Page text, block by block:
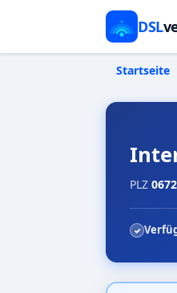
DSL
Startseite
PLZ